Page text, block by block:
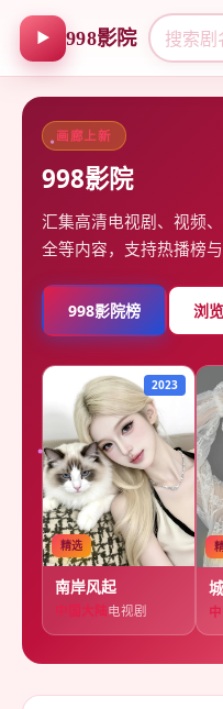
▶ 998影院
画廊上新
998影院
汇集高清电视剧、视频
全等内容，支持热播榜与
998影院榜 浏
精选
2023
南岸风起
中国大陆电视剧